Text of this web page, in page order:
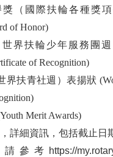
（國際扶輪各種獎項
of Honor)
界扶輪少年服務團週
of Recognition)
界扶青社週）表揚狀
Merit Awards)
詳細資訊，包括截止日
考https://